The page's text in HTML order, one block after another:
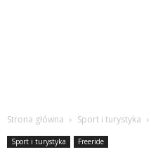
Strona główna Sport i turystyka
Sport i turystyka Freeride